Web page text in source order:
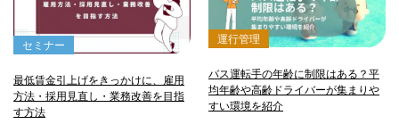
セミナー
最低賃金引上げをきっかけに、雇用
方法・採用見直し・業務改善を目指
す方法
運行管理
バス運転手の年齢に制限はある？平
均年齢や高齢ドライバーが集まりや
すい環境を紹介